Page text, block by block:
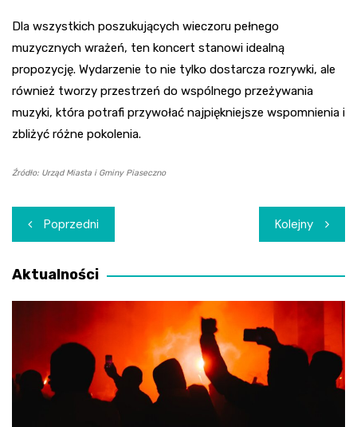
Dla wszystkich poszukujących wieczoru pełnego
muzycznych wrażeń, ten koncert stanowi idealną
propozycję. Wydarzenie to nie tylko dostarcza rozrywki, ale
również tworzy przestrzeń do wspólnego przeżywania
muzyki, która potrafi przywołać najpiękniejsze wspomnienia i
zbliżyć różne pokolenia.
Źródło: Urząd Miasta i Gminy Piaseczno
Nawigacja
wpisu
Poprzedni Kolejny
Aktualności